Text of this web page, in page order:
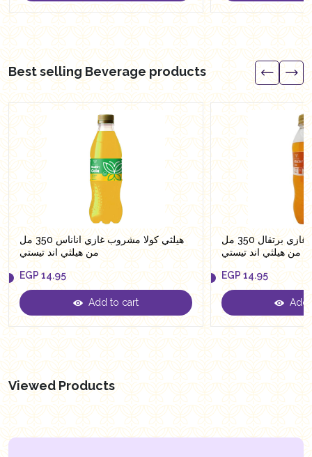
Best selling Beverage products
هيلثي كولا مشروب غازي اناناس 350 مل
من هيلثي اند تيستي
EGP
EGP 14.95
Add to cart
هيلثي كولا مشروب غازي برتقال 350 مل
من هيلثي اند تيستي
EGP
EGP 14.95
Add
Viewed Products